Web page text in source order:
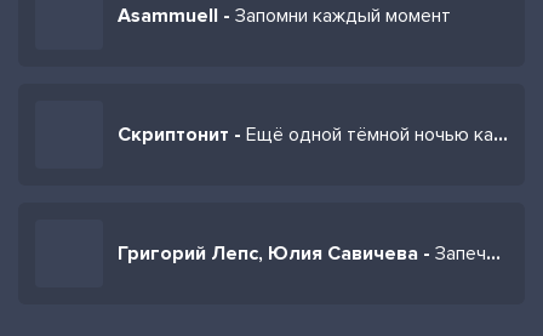
Asammuell - Запомни каждый момент
Скриптонит - Ещё одной тёмной ночью каждый твой вдох
Григорий Лепс, Юлия Савичева - Запечатаю каждый момент он до боли наполнен тобой